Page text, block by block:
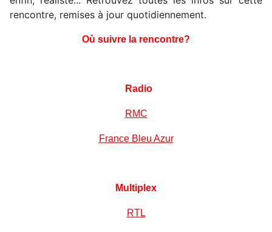
rencontre, remises à jour quotidiennement.
Où suivre la rencontre?
Radio
RMC
France Bleu Azur
Multiplex
RTL